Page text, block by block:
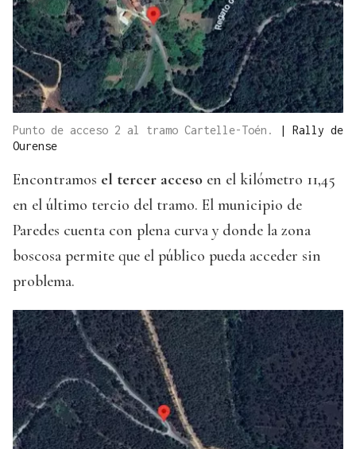
Punto de acceso 2 al tramo Cartelle-Toén. | Rally de
Ourense
Encontramos el tercer acceso en el kilómetro 11,45
en el último tercio del tramo. El municipio de
Paredes cuenta con plena curva y donde la zona
boscosa permite que el público pueda acceder sin
problema.